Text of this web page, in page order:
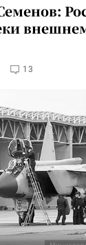
13